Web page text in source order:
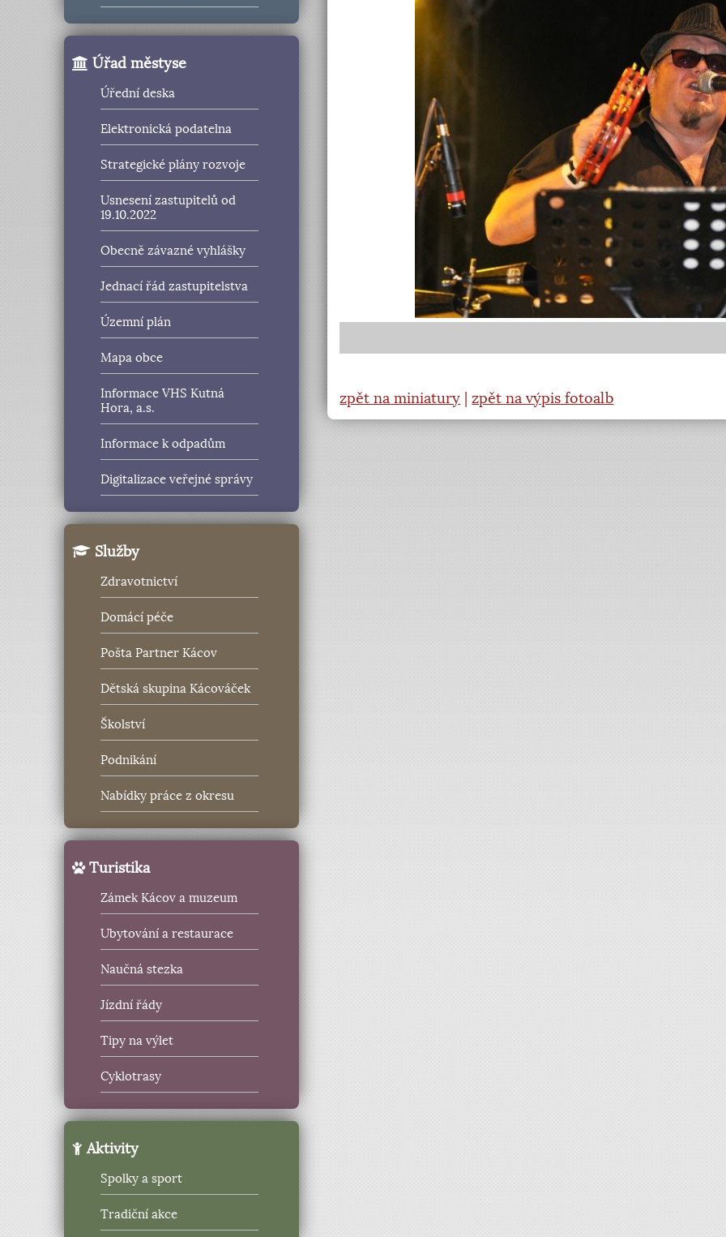
Úřad městyse
Úřední deska
Elektronická podatelna
Strategické plány rozvoje
Usnesení zastupitelů od
19.10.2022
Obecně závazné vyhlášky
Jednací řád zastupitelstva
Územní plán
Mapa obce
Informace VHS Kutná
Hora, a.s.
Informace k odpadům
Digitalizace veřejné správy
Služby
Zdravotnictví
Domácí péče
Pošta Partner Kácov
Dětská skupina Kácováček
Školství
Podnikání
Nabídky práce z okresu
Turistika
Zámek Kácov a muzeum
Ubytování a restaurace
Naučná stezka
Jízdní řády
Tipy na výlet
Cyklotrasy
Aktivity
Spolky a sport
Tradiční akce
zpět na miniatury |zpět na výpis fotoalb